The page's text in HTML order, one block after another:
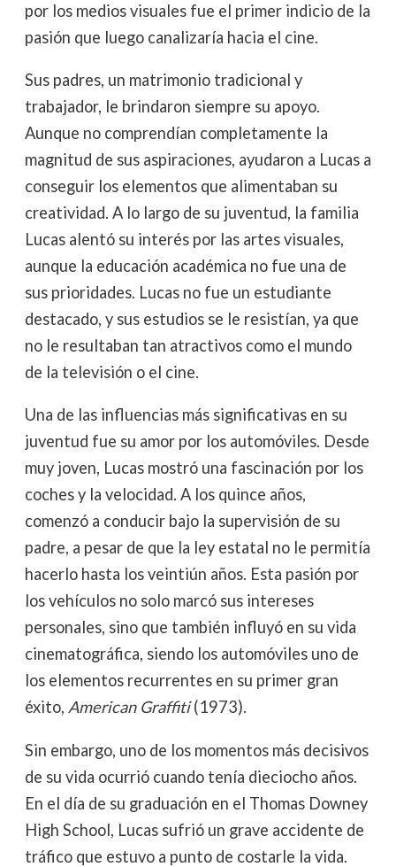
por los medios visuales fue el primer indicio de la
pasión que luego canalizaría hacia el cine.
Sus padres, un matrimonio tradicional y
trabajador, le brindaron siempre su apoyo.
Aunque no comprendían completamente la
magnitud de sus aspiraciones, ayudaron a Lucas a
conseguir los elementos que alimentaban su
creatividad. A lo largo de su juventud, la familia
Lucas alentó su interés por las artes visuales,
aunque la educación académica no fue una de
sus prioridades. Lucas no fue un estudiante
destacado, y sus estudios se le resistían, ya que
no le resultaban tan atractivos como el mundo
de la televisión o el cine.
Una de las influencias más significativas en su
juventud fue su amor por los automóviles. Desde
muy joven, Lucas mostró una fascinación por los
coches y la velocidad. A los quince años,
comenzó a conducir bajo la supervisión de su
padre, a pesar de que la ley estatal no le permitía
hacerlo hasta los veintiún años. Esta pasión por
los vehículos no solo marcó sus intereses
personales, sino que también influyó en su vida
cinematográfica, siendo los automóviles uno de
los elementos recurrentes en su primer gran
éxito, American Graffiti(1973).
Sin embargo, uno de los momentos más decisivos
de su vida ocurrió cuando tenía dieciocho años.
En el día de su graduación en el Thomas Downey
High School, Lucas sufrió un grave accidente de
tráfico que estuvo a punto de costarle la vida.